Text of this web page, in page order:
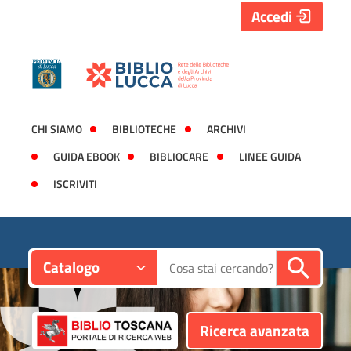
CHI SIAMO BIBLIOTECHE
ARCHIVI
GUIDA EBOOK
BIBLIOCARE
LINEE GUIDA
ISCRIVITI
Accedi
Catalogo Cerca su "Catalogo"
Ricerca avanzata